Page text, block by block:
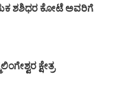
ಶಶಿಧರ ಕೋಟೆ ಅವರಿಗೆ
ಕ್ಷೇತ್ರ